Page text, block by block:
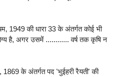
1949 की धारा 33 के अंतर्गत कोई भी
है, अगर उसमें ............ वर्ष तक कृषि न
1869 के अंतर्गत पद 'भुईहरी रैयती' की